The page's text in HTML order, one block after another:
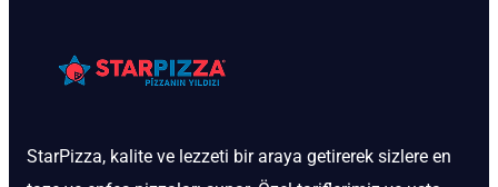
StarPizza, kalite ve lezzeti bir araya getirerek sizlere en